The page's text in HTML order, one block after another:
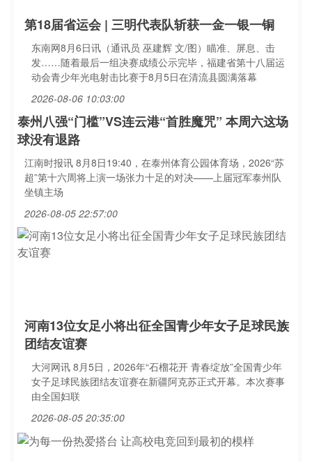
第18届省运会 | 三明代表队斩获一金一银一铜
东南网8月6日讯（通讯员 巫建辉 文/图）瞄准、屏息、击
发……随着最后一组决赛成绩公示完毕，福建省第十八届运
动会青少年光电射击比赛于8月5日在清流县圆满落幕
2026-08-06 10:03:00
泰州八强“门槛”VS连云港“首胜魔咒” 本周六这场
球没有退路
江南时报讯 8月8日19:40，在泰州体育公园体育场，2026“苏
超”第十六周将上演一场张力十足的对决——上届冠军泰州队
坐镇主场
2026-08-05 22:57:00
河南13位女足小将出征全国青少年女子足球民族
团结友谊赛
大河网讯 8月5日，2026年“石榴花开 青春绽放”全国青少年
女子足球民族团结友谊赛在新疆阿克苏正式开幕。本次赛事
由全国妇联
2026-08-05 20:35:00